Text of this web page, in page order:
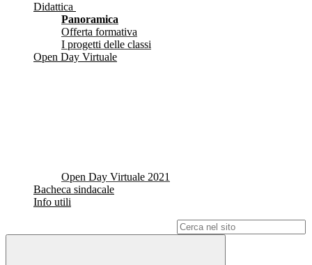
Didattica
Panoramica
Offerta formativa
I progetti delle classi
Open Day Virtuale
Open Day Virtuale 2021
Bacheca sindacale
Info utili